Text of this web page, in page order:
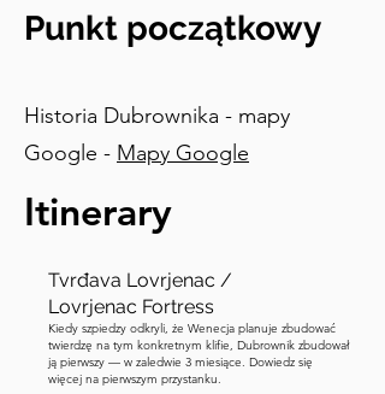
postanowili wyprzedzić Wenecjan, a
Wenecjan, gdy przypłynęli swoimi
wielkimi statkami z materiałami
zbudowany! Twierdza była wyposażona
w potężny arsenał armat, z których
na morze, gotowych do ostrzału
zbliżających się statków. Jedna z
najsłynniejszych armat nazywa się
„Guster” i wciąż znajduje się wewnątrz
Punkt początkowy
Historia Dubrownika - mapy
Google - Mapy Google
Itinerary
Tvrđava Lovrjenac /
Lovrjenac Fortress
Kiedy szpiedzy odkryli, że Wenecja planuje zbudować
twierdzę na tym konkretnym klifie, Dubrownik zbudował
ją pierwszy — w zaledwie 3 miesiące. Dowiedz się
więcej na pierwszym przystanku.